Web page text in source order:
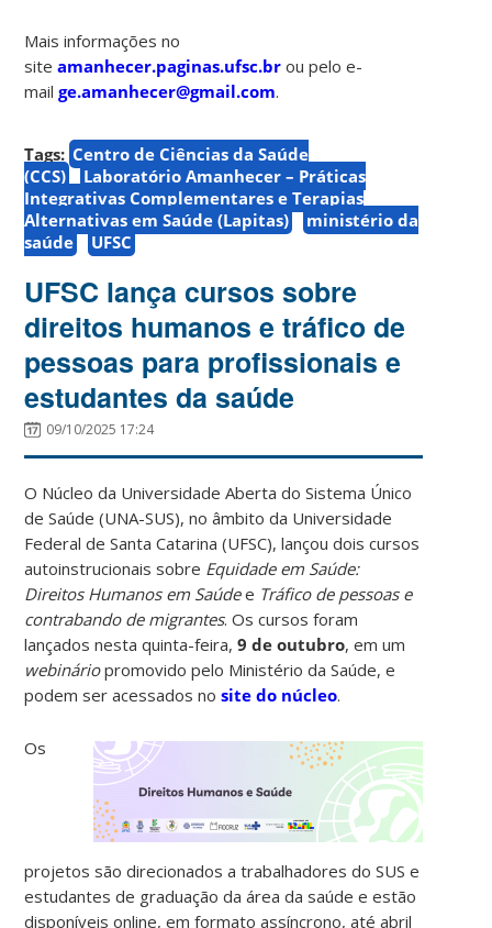
Mais informações no
siteamanhecer.paginas.ufsc.br ou pelo e-
mailge.amanhecer@gmail.com.
Tags: Centro de Ciências da Saúde
(CCS)
Laboratório Amanhecer – Práticas
Integrativas Complementares e Terapias
Alternativas em Saúde (Lapitas)
ministério da
saúde
UFSC
UFSC lança cursos sobre
direitos humanos e tráfico de
pessoas para profissionais e
estudantes da saúde
09/10/2025 17:24
O Núcleo da Universidade Aberta do Sistema Único
de Saúde (UNA-SUS), no âmbito da Universidade
Federal de Santa Catarina (UFSC), lançou dois cursos
autoinstrucionais sobre Equidade em Saúde:
Direitos Humanos em Saúdee Tráfico de pessoas e
contrabando de migrantes. Os cursos foram
lançados nesta quinta-feira,9 de outubro, em um
webináriopromovido pelo Ministério da Saúde, e
podem ser acessados nosite do núcleo.
Os
projetos são direcionados a trabalhadores do SUS e
estudantes de graduação da área da saúde e estão
disponíveis online, em formato assíncrono, até abril